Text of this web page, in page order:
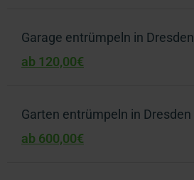
Garage entrümpeln in Dresden
ab 120,00€
Garten entrümpeln in Dresden
ab 600,00€